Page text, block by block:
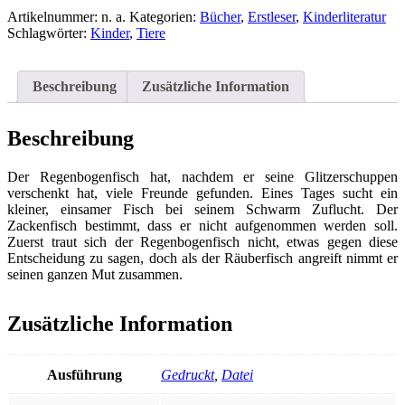
komm
hilf
Artikelnummer: n. a. Kategorien: Bücher, Erstleser, Kinderliteratur
Schlagwörter: Kinder, Tiere
Beschreibung Zusätzliche Information
Beschreibung
Der Regenbogenfisch hat, nachdem er seine Glitzerschuppen
verschenkt hat, viele Freunde gefunden. Eines Tages sucht ein
kleiner, einsamer Fisch bei seinem Schwarm Zuflucht. Der
Zackenfisch bestimmt, dass er nicht aufgenommen werden soll.
Zuerst traut sich der Regenbogenfisch nicht, etwas gegen diese
Entscheidung zu sagen, doch als der Räuberfisch angreift nimmt er
seinen ganzen Mut zusammen.
Zusätzliche Information
Ausführung Gedruckt, Datei